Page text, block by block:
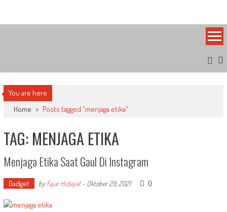
content
You are here
Home > Posts tagged "menjaga etika"
TAG: MENJAGA ETIKA
Menjaga Etika Saat Gaul Di Instagram
Gadget byFajar Hidayat- Oktober 29, 2021 0